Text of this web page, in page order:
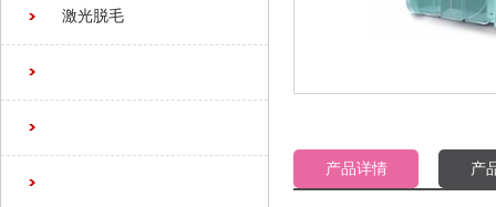
激光脱毛
产品详情 产